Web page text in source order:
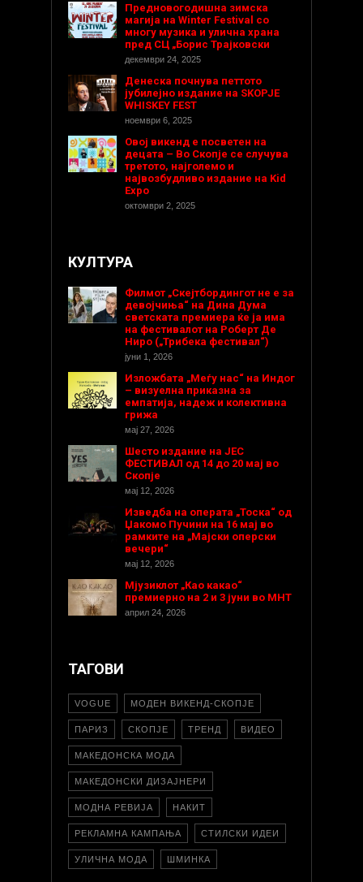
Предновогодишнa зимска
магија на Winter Festival со
многу музика и улична храна
пред СЦ „Борис Трајковски
декември 24, 2025
Денеска почнува петтото
јубилејно издание на SKOPJE
WHISKEY FEST
ноември 6, 2025
Овој викенд е посветен на
децата – Во Скопје се случува
третото, најголемо и
највозбудливо издание на Kid
Expo
октомври 2, 2025
КУЛТУРА
Филмот „Скејтбордингот не е за
девојчиња“ на Дина Дума
светската премиера ќе ја има
на фестивалот на Роберт Де
Ниро („Трибека фестивал“)
јуни 1, 2026
Изложбата „Меѓу нас“ на Индог
– визуелна приказна за
емпатија, надеж и колективна
грижа
мај 27, 2026
Шесто издание на ЈЕС
ФЕСТИВАЛ од 14 до 20 мај во
Скопје
мај 12, 2026
Изведба на операта „Тоска“ од
Џакомо Пучини на 16 мај во
рамките на „Мајски оперски
вечери“
мај 12, 2026
Мјузиклот „Као какао“
премиерно на 2 и 3 јуни во МНТ
април 24, 2026
ТАГОВИ
VOGUE МОДЕН ВИКЕНД-СКОПЈЕ
ПАРИЗ СКОПЈЕ ТРЕНД ВИДЕО
МАКЕДОНСКА МОДА
МАКЕДОНСКИ ДИЗАЈНЕРИ
МОДНА РЕВИЈА НАКИТ
РЕКЛАМНА КАМПАЊА СТИЛСКИ ИДЕИ
УЛИЧНА МОДА ШМИНКА